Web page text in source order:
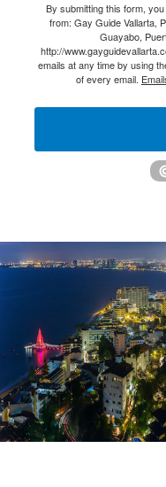
By submitting this form,
from: Gay Guide Vallarta,
Guayabo,
http://
emails at any time by using
of every email.